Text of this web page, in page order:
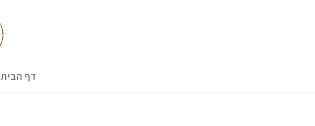
דף הבית